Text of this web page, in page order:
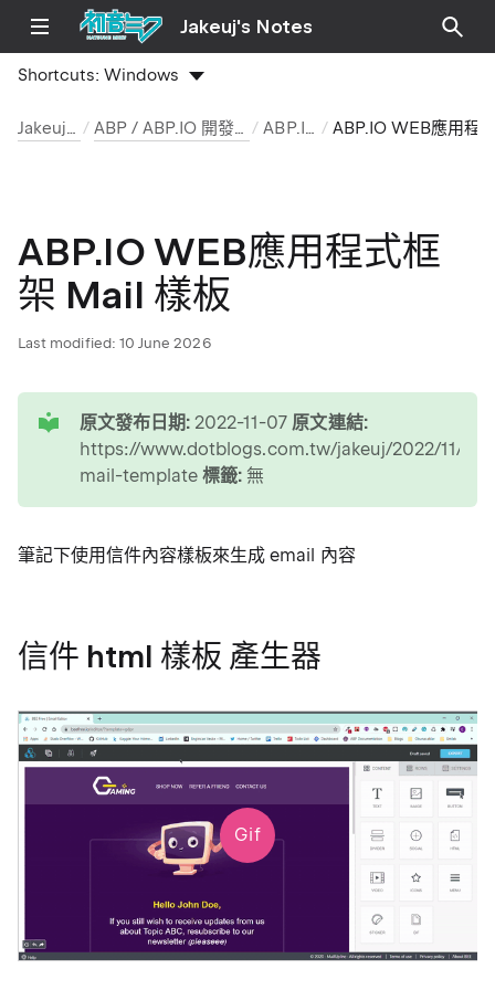
Jakeuj's Notes
Shortcuts:Windows
Jakeuj 筆記本 ABP / ABP.IO 開發環境與安裝筆記 ABP.IO 文章
ABP.IO WEB應用程式框
架 Mail 樣板
Last modified: 10 June 2026
原文發布日期: 2022-11-07 原文連結:
https://www.dotblogs.com.tw/jakeuj/2022/11/
mail-template標籤: 無
筆記下使用信件內容樣板來生成 email 內容
信件 html 樣板 產生器
Gif